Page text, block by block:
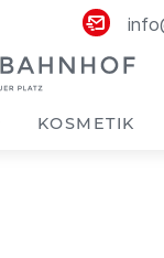
KOSMETIK